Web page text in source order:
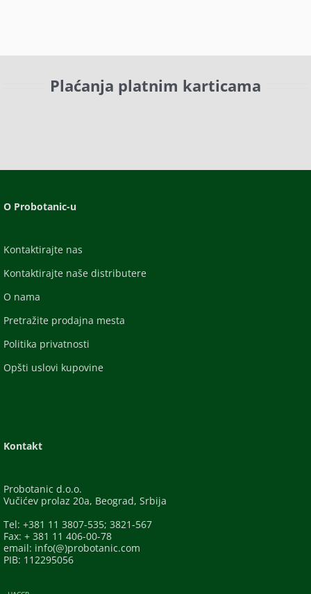
Plaćanja platnim karticama
O Probotanic-u
Kontaktirajte nas
Kontaktirajte naše distributere
O nama
Pretražite prodajna mesta
Politika privatnosti
Opšti uslovi kupovine
Kontakt
Probotanic d.o.o.
Vučićev prolaz 20a, Beograd, Srbija
Tel: +381 11 3807-535; 3821-567
Fax: + 381 11 406-00-78
email: info(@)probotanic.com
PIB: 112295056